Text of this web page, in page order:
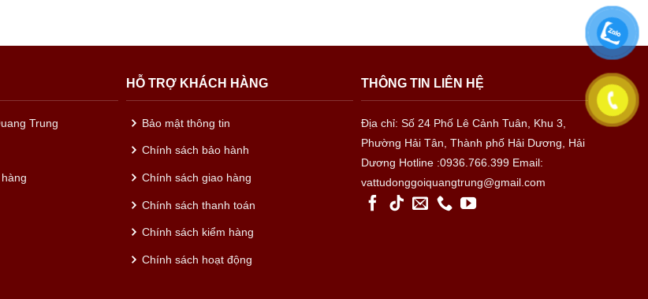
xuất băng dính Quang Trung.comcòn có các sản phẩm khác như: Băng dính nhôm; băng dính 2 mặt; băng
dính vải nâu; băng dính dán thùng;
Trung
HỖ TRỢ KHÁCH HÀNG
Bảo mật thông tin
Chính sách bảo hành
Chính sách giao hàng
Chính sách thanh toán
Chính sách kiểm hàng
Chính sách hoạt động
THÔNG TIN LIÊN HỆ
Địa chỉ: Số 24 Phố Lê Cảnh Tuân, Khu 3,
Phường Hải Tân, Thành phố Hải Dương, Hải
Dương Hotline :0936.766.399 Email:
vattudonggoiquangtrung@gmail.com